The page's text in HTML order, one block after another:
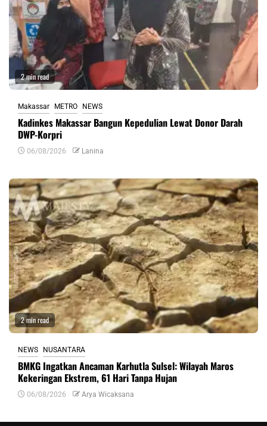
2 min read
Makassar METRO NEWS
Kadinkes Makassar Bangun Kepedulian Lewat Donor Darah
DWP-Korpri
06/08/2026 Lanina
2 min read
NEWS NUSANTARA
BMKG Ingatkan Ancaman Karhutla Sulsel: Wilayah Maros
Kekeringan Ekstrem, 61 Hari Tanpa Hujan
06/08/2026 Arya Wicaksana